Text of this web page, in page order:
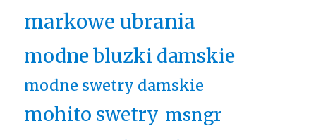
markowe ubrania
modne bluzki damskie
modne swetry damskie
mohito swetry msngr